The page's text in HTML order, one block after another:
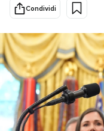
Scienza
Economia
Sport
PODCAST
Condividi